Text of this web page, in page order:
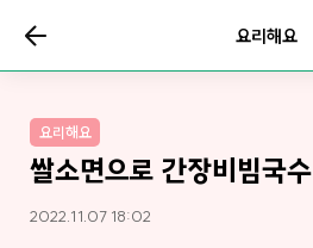
요리해요
요리해요
쌀소면으로 간장비빔국수
2022.11.07 18:02